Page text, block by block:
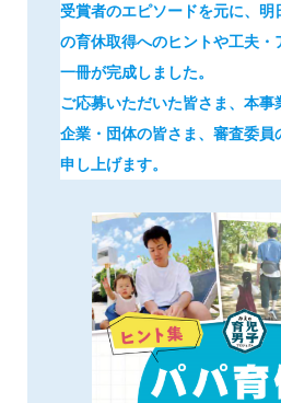
受賞者のエピソードを元に、明
の育休取得へのヒントや工夫・
一冊が完成しました。
ご応募いただいた皆さま、本事
企業・団体の皆さま、審査委員
申し上げます。